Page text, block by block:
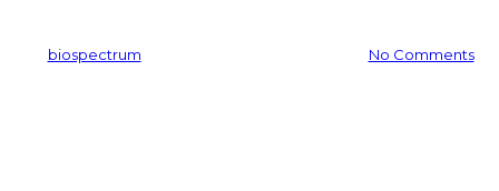
biospectrum No Comments